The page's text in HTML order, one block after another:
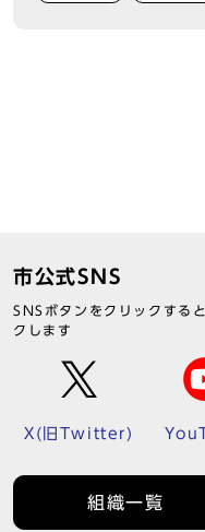
市公式SNS
SNSボタンをクリックする
クします
X(旧Twitter)
組織一覧